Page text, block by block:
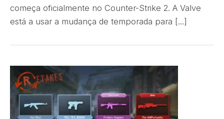
começa oficialmente no Counter-Strike 2. A Valve
está a usar a mudança de temporada para [...]